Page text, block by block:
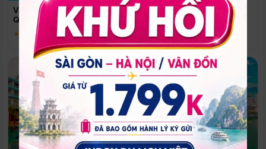
Vinpearl Resort & Spa Phu
Quoc
★ 5.0
Quoc
Phú Quốc
★ 5.0